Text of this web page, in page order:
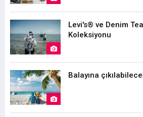
Levi's® ve Denim
Koleksiyonu
Balayına